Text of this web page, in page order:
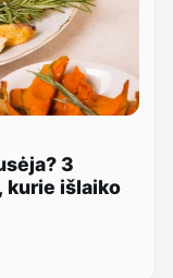
3
kurie išlaiko